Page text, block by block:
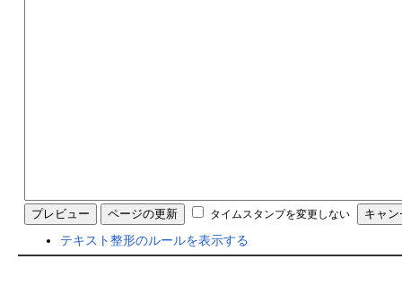
タイムスタンプを変更しない
テキスト整形のルールを表示する